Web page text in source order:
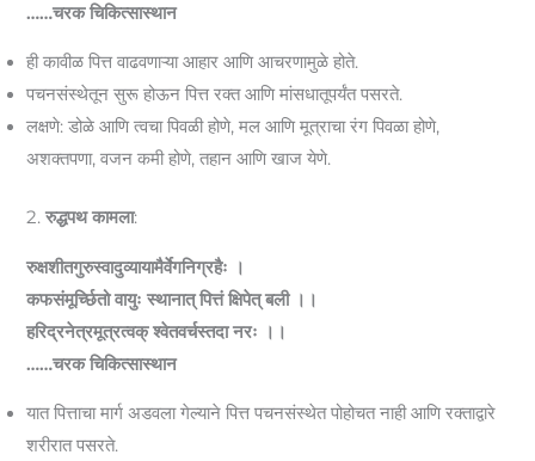
……चरक चिकित्सास्थान
ही कावीळ पित्त वाढवणाऱ्या आहार आणि आचरणामुळे होते.
पचनसंस्थेतून सुरू होऊन पित्त रक्त आणि मांसधातूपर्यंत पसरते.
लक्षणे: डोळे आणि त्वचा पिवळी होणे, मल आणि मूत्राचा रंग पिवळा होणे,
अशक्तपणा, वजन कमी होणे, तहान आणि खाज येणे.
2.रुद्धपथ कामला:
रुक्षशीतगुरुस्वादुव्यायामैर्वेगनिग्रहैः ।
कफसंमूर्च्छितो वायुः स्थानात्‌ पित्तं क्षिपेत्‌ बली ।।
हरिद्रनेत्रमूत्रत्वक्‌ श्वेतवर्चस्तदा नरः ।।
……चरक चिकित्सास्थान
यात पित्ताचा मार्ग अडवला गेल्याने पित्त पचनसंस्थेत पोहोचत नाही आणि रक्ताद्वारे
शरीरात पसरते.